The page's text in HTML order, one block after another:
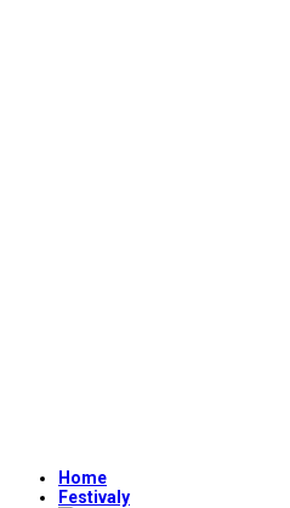
Home
Festivaly